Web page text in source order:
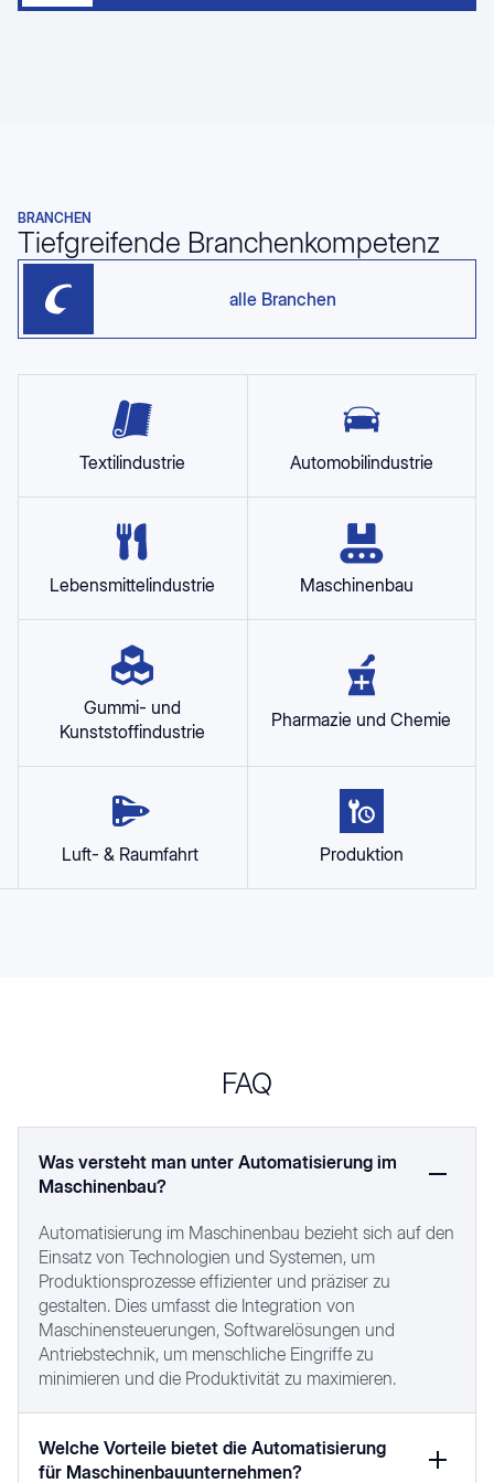
BRANCHEN
Tiefgreifende Branchenkompetenz
alle Branchen
Textilindustrie Automobilindustrie
Lebensmittelindustrie Maschinenbau
Gummi- und
Kunststoffindustrie
Pharmazie und Chemie
Luft- & Raumfahrt Produktion
FAQ
Was versteht man unter Automatisierung im
Maschinenbau?
Automatisierung im Maschinenbau bezieht sich auf den
Einsatz von Technologien und Systemen, um
Produktionsprozesse effizienter und präziser zu
gestalten. Dies umfasst die Integration von
Maschinensteuerungen, Softwarelösungen und
Antriebstechnik, um menschliche Eingriffe zu
minimieren und die Produktivität zu maximieren.
Welche Vorteile bietet die Automatisierung
für Maschinenbauunternehmen?